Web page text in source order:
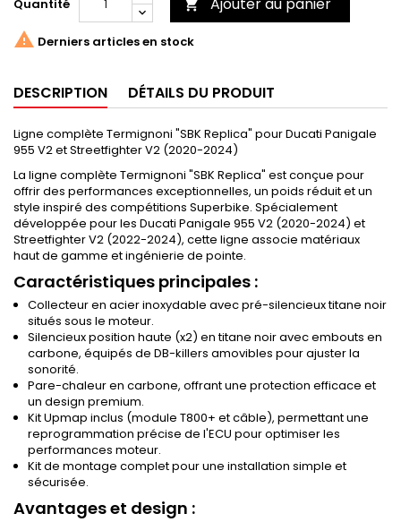
Quantité
 Ajouter au panier
 Derniers articles en stock
DESCRIPTION DÉTAILS DU PRODUIT
Ligne complète Termignoni "SBK Replica" pour Ducati Panigale
955 V2 et Streetfighter V2 (2020-2024)
La ligne complète Termignoni "SBK Replica" est conçue pour
offrir des performances exceptionnelles, un poids réduit et un
style inspiré des compétitions Superbike. Spécialement
développée pour les Ducati Panigale 955 V2 (2020-2024) et
Streetfighter V2 (2022-2024), cette ligne associe matériaux
haut de gamme et ingénierie de pointe.
Caractéristiques principales :
Collecteur en acier inoxydable avec pré-silencieux titane noir
situés sous le moteur.
Silencieux position haute (x2) en titane noir avec embouts en
carbone, équipés de DB-killers amovibles pour ajuster la
sonorité.
Pare-chaleur en carbone, offrant une protection efficace et
un design premium.
Kit Upmap inclus (module T800+ et câble), permettant une
reprogrammation précise de l'ECU pour optimiser les
performances moteur.
Kit de montage complet pour une installation simple et
sécurisée.
Avantages et design :